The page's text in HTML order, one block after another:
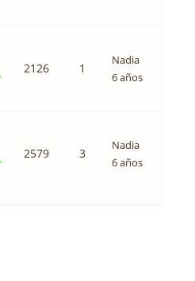
2126 1
Nadia
6 años
2579 3
Nadia
6 años